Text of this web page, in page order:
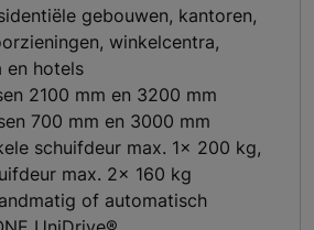
gebouwen, kantoren,
winkelcentra,
en hotels
2100 mm en 3200 mm
700 mm en 3000 mm
schuifdeur max. 1x 200 kg,
max. 2x 160 kg
of automatisch